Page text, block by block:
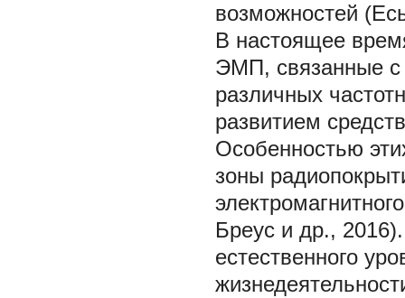
возможностей
В настоящее
ЭМП, связанные с
различных
развитием
Особенностью
зоны
Бреус и др.,
естественного